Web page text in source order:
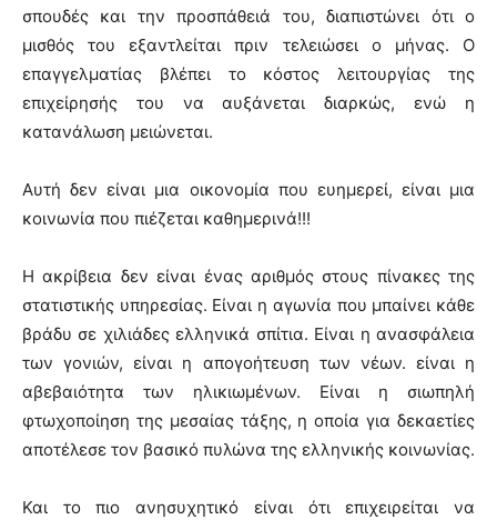
σπουδές και την προσπάθειά του, διαπιστώνει ότι ο
μισθός του εξαντλείται πριν τελειώσει ο μήνας. Ο
επαγγελματίας βλέπει το κόστος λειτουργίας της
επιχείρησής του να αυξάνεται διαρκώς, ενώ η
κατανάλωση μειώνεται.
Αυτή δεν είναι μια οικονομία που ευημερεί, είναι μια
κοινωνία που πιέζεται καθημερινά!!!
Η ακρίβεια δεν είναι ένας αριθμός στους πίνακες της
στατιστικής υπηρεσίας. Είναι η αγωνία που μπαίνει κάθε
βράδυ σε χιλιάδες ελληνικά σπίτια. Είναι η ανασφάλεια
των γονιών, είναι η απογοήτευση των νέων. είναι η
αβεβαιότητα των ηλικιωμένων. Είναι η σιωπηλή
φτωχοποίηση της μεσαίας τάξης, η οποία για δεκαετίες
αποτέλεσε τον βασικό πυλώνα της ελληνικής κοινωνίας.
Και το πιο ανησυχητικό είναι ότι επιχειρείται να